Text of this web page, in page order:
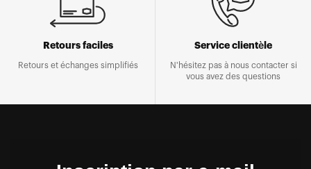
Retours faciles
Retours et échanges simplifiés
Service clientèle
N'hésitez pas à nous contacter si
vous avez des questions